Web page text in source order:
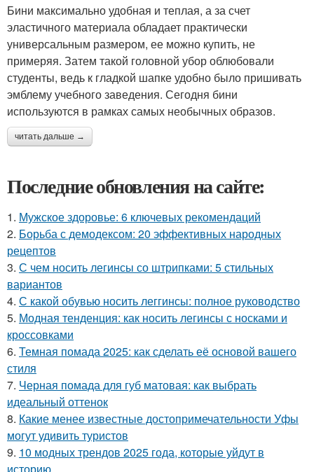
Бини максимально удобная и теплая, а за счет
эластичного материала обладает практически
универсальным размером, ее можно купить, не
примеряя. Затем такой головной убор облюбовали
студенты, ведь к гладкой шапке удобно было пришивать
эмблему учебного заведения. Сегодня бини
используются в рамках самых необычных образов.
читать дальше →
Последние обновления на сайте:
1. Мужское здоровье: 6 ключевых рекомендаций
2. Борьба с демодексом: 20 эффективных народных
рецептов
3. С чем носить легинсы со штрипками: 5 стильных
вариантов
4. С какой обувью носить леггинсы: полное руководство
5. Модная тенденция: как носить легинсы с носками и
кроссовками
6. Темная помада 2025: как сделать её основой вашего
стиля
7. Черная помада для губ матовая: как выбрать
идеальный оттенок
8. Какие менее известные достопримечательности Уфы
могут удивить туристов
9. 10 модных трендов 2025 года, которые уйдут в